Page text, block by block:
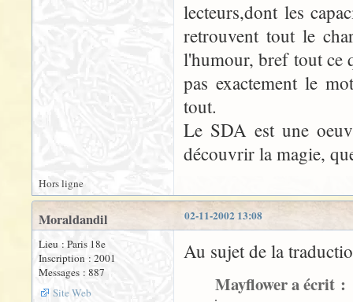
lecteurs,dont les
retrouvent tout le
l'humour, bref tout ce
pas exactement le
tout.
Le SDA est une
découvrir la magie,
Hors ligne
02-11-2002 13:08
Moraldandil
Lieu : Paris 18e
Inscription : 2001
Messages : 887
Site Web
Au sujet de la
Mayflower a écrit :